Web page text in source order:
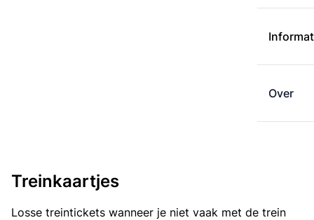
Over
Treinkaartjes
Losse treintickets wanneer je niet vaak met de trein